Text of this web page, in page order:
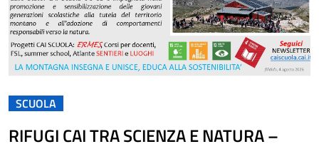
SCUOLA
RIFUGI CAI TRA SCIENZA E NATURA –